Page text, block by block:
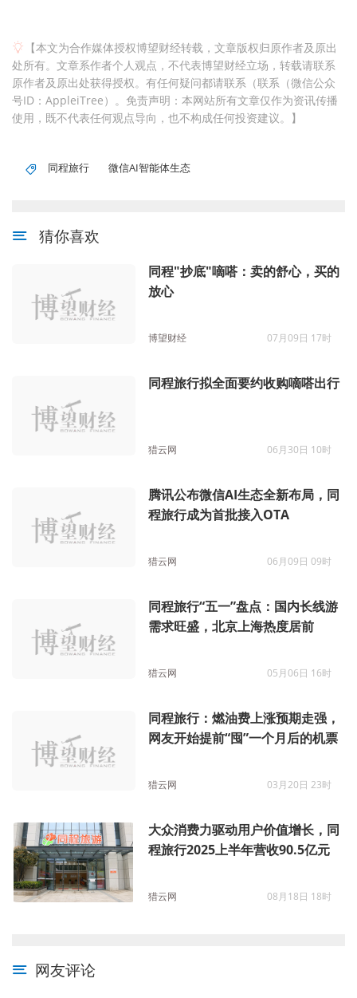
【本文为合作媒体授权博望财经转载，文章版权归原作者及原出
处所有。文章系作者个人观点，不代表博望财经立场，转载请联系
原作者及原出处获得授权。有任何疑问都请联系（联系（微信公众
号ID：AppleiTree）。免责声明：本网站所有文章仅作为资讯传播
使用，既不代表任何观点导向，也不构成任何投资建议。】
同程旅行 微信AI智能体生态
猜你喜欢
同程"抄底"嘀嗒：卖的舒心，买的
放心
博望财经 07月09日 17时
同程旅行拟全面要约收购嘀嗒出行
猎云网 06月30日 10时
腾讯公布微信AI生态全新布局，同
程旅行成为首批接入OTA
猎云网 06月09日 09时
同程旅行“五一”盘点：国内长线游
需求旺盛，北京上海热度居前
猎云网 05月06日 16时
同程旅行：燃油费上涨预期走强，
网友开始提前“囤”一个月后的机票
猎云网 03月20日 23时
大众消费力驱动用户价值增长，同
程旅行2025上半年营收90.5亿元
猎云网 08月18日 18时
网友评论